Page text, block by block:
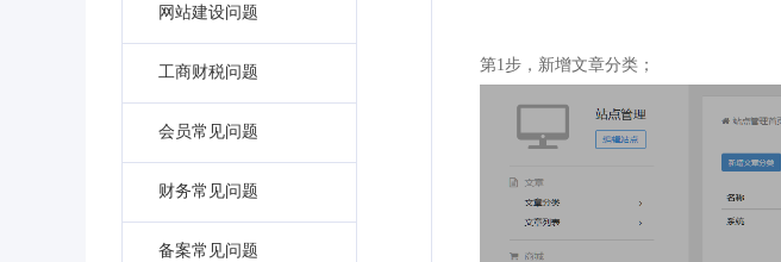
网站建设问题
工商财税问题
会员常见问题
财务常见问题
备案常见问题
第1步，新增文章分类；